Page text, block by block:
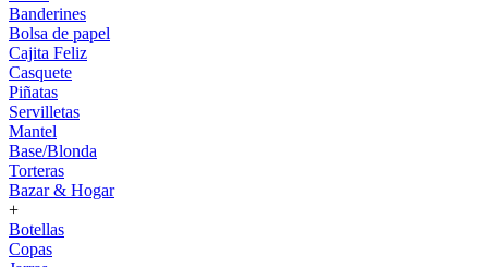
Banderines
Bolsa de papel
Cajita Feliz
Casquete
Piñatas
Servilletas
Mantel
Base/Blonda
Torteras
Bazar & Hogar
+
Botellas
Copas